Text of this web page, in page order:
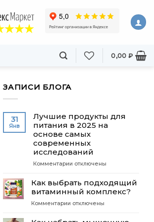
0,00 ₽
ЗАПИСИ БЛОГА
31
Янв
Лучшие продукты для
питания в 2025 на
основе самых
современных
исследований
Комментарии к
Лучшие
продукты
питания
отключены
Как выбрать подходящий
витаминный комплекс?
Комментарии к
Как
отключены